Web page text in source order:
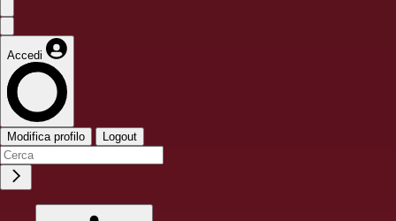
Accedi
Modifica profilo Logout